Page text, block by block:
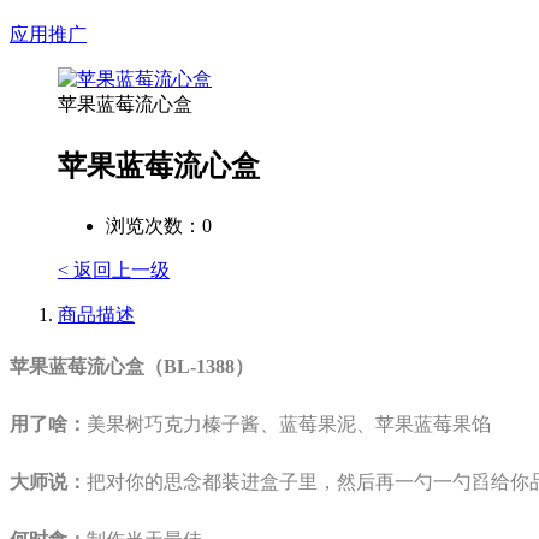
应用推广
苹果蓝莓流心盒
苹果蓝莓流心盒
浏览次数： 0
< 返回上一级
商品描述
苹果蓝莓流心盒（BL-1388）
用了啥： 美果树巧克力榛子酱、蓝莓果泥、苹果蓝莓果馅
大师说： 把对你的思念都装进盒子里，然后再一勺一勺舀给你